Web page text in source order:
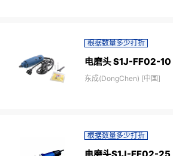
根据数量多少打折
电磨头 S1J-FF02-10
东成(DongChen) [中国]
根据数量多少打折